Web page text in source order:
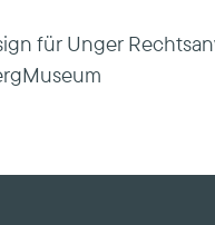
für Unger